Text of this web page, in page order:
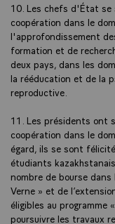
10. Les chefs d'État se
coopération dans le
l'approfondissement
formation et de
deux pays, dans les
la rééducation et de la
reproductive.
11. Les présidents ont
coopération dans le
égard, ils se sont
étudiants
nombre de bourse
Verne » et de
éligibles au programme
poursuivre les travaux